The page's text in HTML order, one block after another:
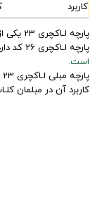
کاربرد
پارچه لـاکچری 23 یکی از کدهای لـاکچری هست.
پارچه لـاکچری 26 کد دارد که همه کدهای آن در سایت
است.
پارچه مبلی لـاکچری 23 به رنگ خاکستری سیر میباشد.
کاربرد آن در مبلمان